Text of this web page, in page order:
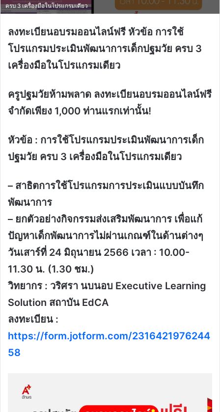
ครบ 3 เครื่องมือในโปรแกรมเดียว
ลงทะเบียนอบรมออนไลน์ฟรี หัวข้อ การใช้
โปรแกรมประเมินพัฒนาการเด็กปฐมวัย ครบ 3
เครื่องมือในโปรแกรมเดียว
ครูปฐมวัยห้ามพลาด ลงทะเบียนอบรมออนไลน์ฟรี
จำกัดเพียง 1,000 ท่านแรกเท่านั้น!
หัวข้อ : การใช้โปรแกรมประเมินพัฒนาการเด็ก
ปฐมวัย ครบ 3 เครื่องมือในโปรแกรมเดียว
– สาธิตการใช้โปรแกรมการประเมินแบบบันทึก
พัฒนาการ
– ยกตัวอย่างกิจกรรมส่งเสริมพัฒนาการ เพื่อแก้
ปัญหาเด็กพัฒนาการไม่ผ่านเกณฑ์ในด้านต่างๆ
วันเสาร์ที่ 24 มิถุนายน 2566 เวลา : 10.00-
11.30 น. (1.30 ชม.)
วิทยากร : วริศรา นบนอบ Executive Learning
Solution สถาบัน EdCA
ลงทะเบียน :
https://form.jotform.com/2316421976244
58